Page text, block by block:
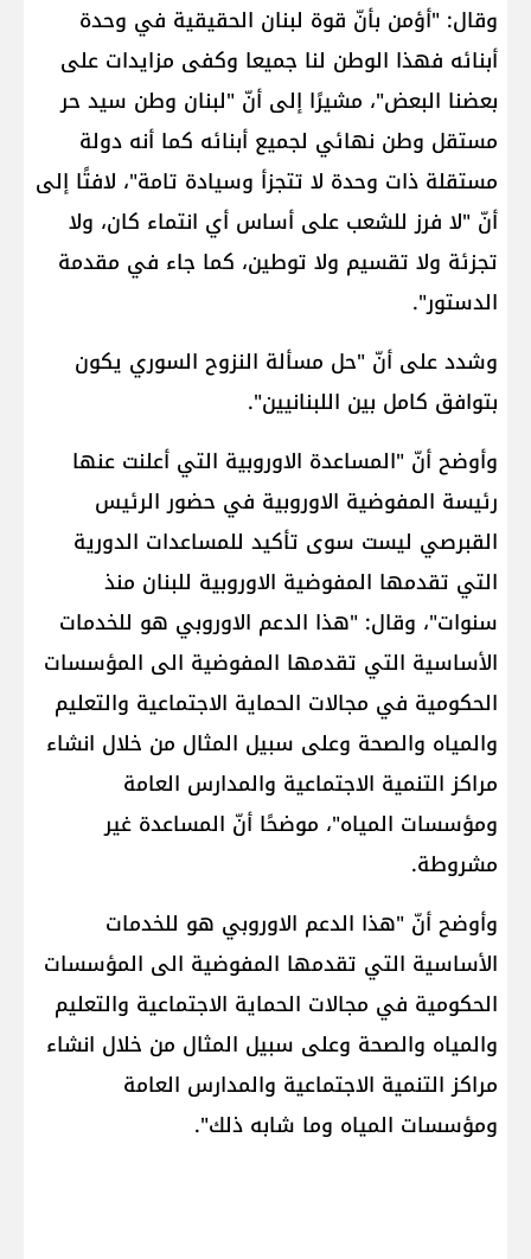
وقال: "أؤمن بأنّ قوة لبنان الحقيقية في وحدة
أبنائه فهذا الوطن لنا جميعا وكفى مزايدات على
بعضنا البعض"، مشيرًا إلى أنّ "لبنان وطن سيد حر
مستقل وطن نهائي لجميع أبنائه كما أنه دولة
مستقلة ذات وحدة لا تتجزأ وسيادة تامة"، لافتًا إلى
أنّ "لا فرز للشعب على أساس أي انتماء كان، ولا
تجزئة ولا تقسيم ولا توطين، كما جاء في مقدمة
الدستور".
وشدد على أنّ "حل مسألة النزوح السوري يكون
بتوافق كامل بين اللبنانيين".
وأوضح أنّ "المساعدة الاوروبية التي أعلنت عنها
رئيسة المفوضية الاوروبية في حضور الرئيس
القبرصي ليست سوى تأكيد للمساعدات الدورية
التي تقدمها المفوضية الاوروبية للبنان منذ
سنوات"، وقال: "هذا الدعم الاوروبي هو للخدمات
الأساسية التي تقدمها المفوضية الى المؤسسات
الحكومية في مجالات الحماية الاجتماعية والتعليم
والمياه والصحة وعلى سبيل المثال من خلال انشاء
مراكز التنمية الاجتماعية والمدارس العامة
ومؤسسات المياه"، موضحًا أنّ المساعدة غير
مشروطة.
وأوضح أنّ "هذا الدعم الاوروبي هو للخدمات
الأساسية التي تقدمها المفوضية الى المؤسسات
الحكومية في مجالات الحماية الاجتماعية والتعليم
والمياه والصحة وعلى سبيل المثال من خلال انشاء
مراكز التنمية الاجتماعية والمدارس العامة
ومؤسسات المياه وما شابه ذلك".